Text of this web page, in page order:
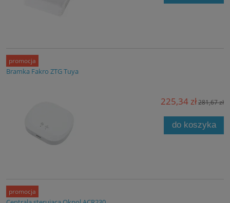
Bramka Fakro ZTG Tuya
225,34 zł281,67 zł
do koszyka
promocja
promocja